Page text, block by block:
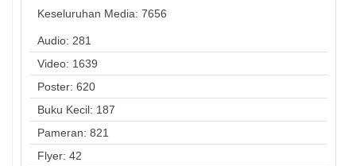
Keseluruhan Media: 7656
Audio: 281
Video: 1639
Poster: 620
Buku Kecil: 187
Pameran: 821
Flyer: 42